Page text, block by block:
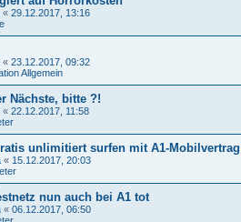
« 29.12.2017, 13:16
« 23.12.2017, 09:32
Allgemein
Nächste, bitte ?!
« 22.12.2017, 11:58
unlimitiert surfen mit A1-Mobilvertrag
« 15.12.2017, 20:03
nun auch bei A1 tot
« 06.12.2017, 06:50